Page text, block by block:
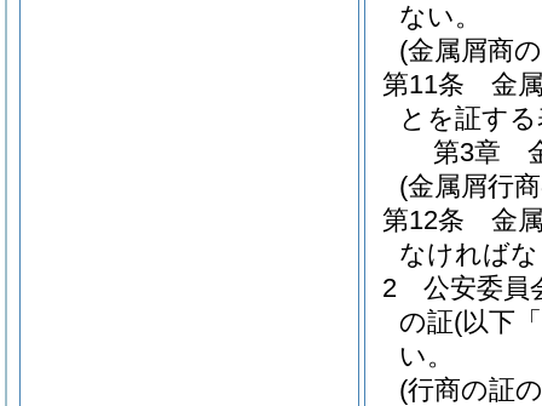
ない。
(金属屑商
第11条
金
とを証す
第3章
(金属屑行
第12条
金
なければ
2
公安委員
の証(以下
い。
(行商の証